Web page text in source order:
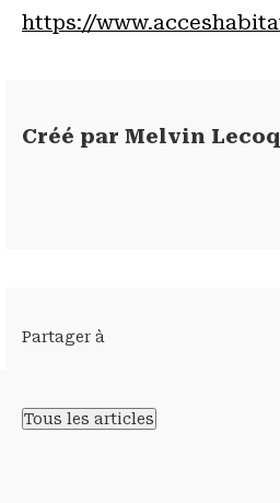
https://
Créé par Melvin Lecoq
Partager à